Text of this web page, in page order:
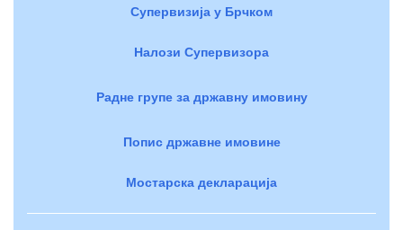
Супервизија у Брчком
Налози Супервизора
Радне групе за државну имовину
Попис државне имовине
Мостарска декларација